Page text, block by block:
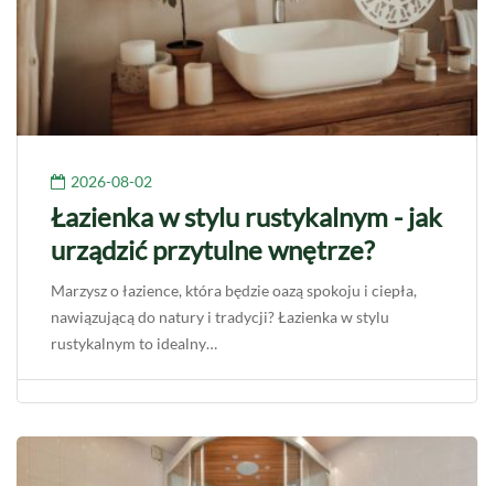
2026-08-02
Łazienka w stylu rustykalnym - jak
urządzić przytulne wnętrze?
Marzysz o łazience, która będzie oazą spokoju i ciepła,
nawiązującą do natury i tradycji? Łazienka w stylu
rustykalnym to idealny…